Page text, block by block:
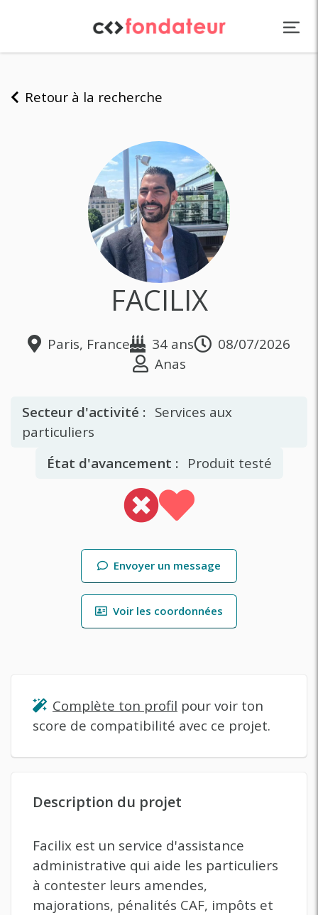
Retour à la recherche
FACILIX
Paris, France 34 ans
08/07/2026
Anas
Secteur d'activité : Services aux
particuliers
État d'avancement : Produit testé
Envoyer un message
Voir les coordonnées
Complète ton profil pour voir ton
score de compatibilité avec ce projet.
Description du projet
Facilix est un service d'assistance
administrative qui aide les particuliers
à contester leurs amendes,
majorations, pénalités CAF, impôts et